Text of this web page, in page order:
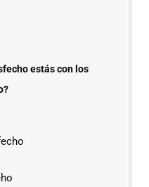
estás con los